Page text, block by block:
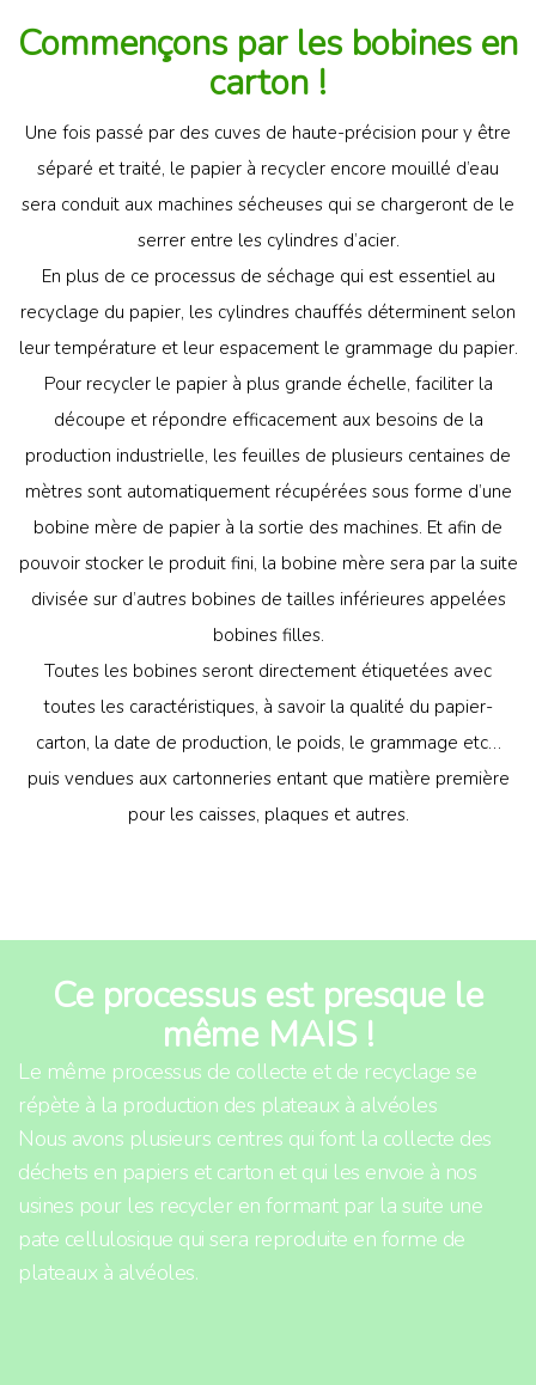
Commençons par les bobines en
carton !
Une fois passé par des cuves de haute-précision pour y être
séparé et traité, le papier à recycler encore mouillé d’eau
sera conduit aux machines sécheuses qui se chargeront de le
serrer entre les cylindres d’acier.
En plus de ce processus de séchage qui est essentiel au
recyclage du papier, les cylindres chauffés déterminent selon
leur température et leur espacement le grammage du papier.
Pour recycler le papier à plus grande échelle, faciliter la
découpe et répondre efficacement aux besoins de la
production industrielle, les feuilles de plusieurs centaines de
mètres sont automatiquement récupérées sous forme d’une
bobine mère de papier à la sortie des machines. Et afin de
pouvoir stocker le produit fini, la bobine mère sera par la suite
divisée sur d’autres bobines de tailles inférieures appelées
bobines filles.
Toutes les bobines seront directement étiquetées avec
toutes les caractéristiques, à savoir la qualité du papier-
carton, la date de production, le poids, le grammage etc…
puis vendues aux cartonneries entant que matière première
pour les caisses, plaques et autres.
Ce processus est presque le
même MAIS !
Le même processus de collecte et de recyclage se
répète à la production des plateaux à alvéoles
Nous avons plusieurs centres qui font la collecte des
déchets en papiers et carton et qui les envoie à nos
usines pour les recycler en formant par la suite une
pate cellulosique qui sera reproduite en forme de
plateaux à alvéoles.